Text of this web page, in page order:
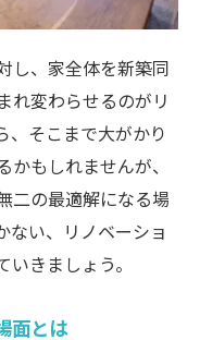
し、家全体を新築同
れ変わらせるのがリ
、そこまで大がかり
もしれませんが、
二の最適解になる場
ない、リノベーショ
きましょう。
面とは